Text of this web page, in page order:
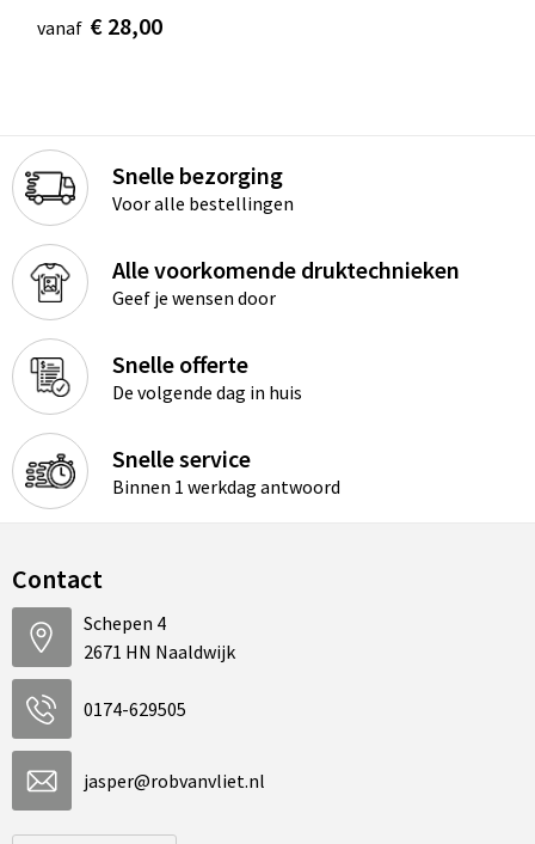
vanaf € 28,00
Snelle bezorging
Voor alle bestellingen
Alle voorkomende druktechnieken
Geef je wensen door
Snelle offerte
De volgende dag in huis
Snelle service
Binnen 1 werkdag antwoord
Contact
Schepen 4
2671 HN Naaldwijk
0174-629505
jasper@robvanvliet.nl